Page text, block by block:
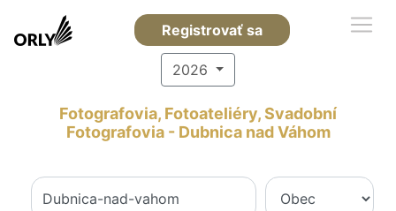
Registrovať sa
2026
Fotografovia, Fotoateliéry, Svadobní
Fotografovia - Dubnica nad Váhom